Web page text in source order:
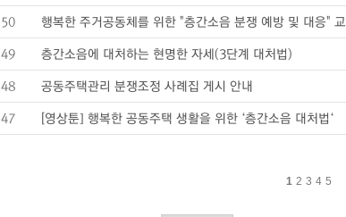
50 행복한 주거공동체를 위한 "층간소음 분쟁 예방 및 대응"
49 층간소음에 대처하는 현명한 자세(3단계 대처법)
48 공동주택관리 분쟁조정 사례집 게시 안내
47 [영상툰] 행복한 공동주택 생활을 위한 ‘층간소음 대처법‘
1 2 3 4 5